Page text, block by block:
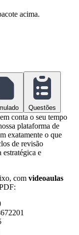
acima.
Questões
conta o seu tempo
plataforma de
exatamente o que
de revisão
e
com videoaulas